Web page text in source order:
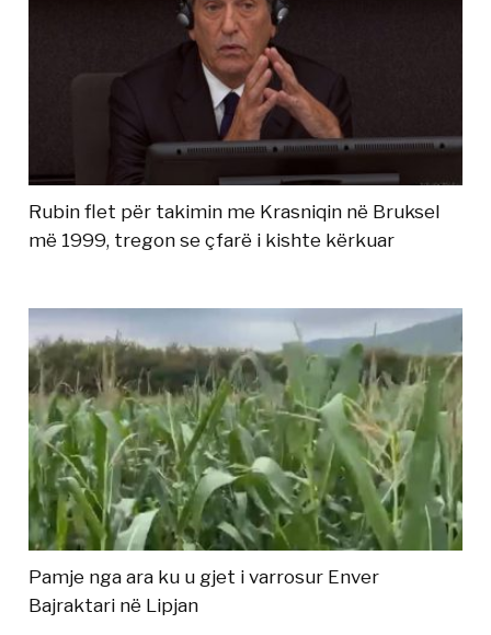
Rubin flet për takimin me Krasniqin në Bruksel
më 1999, tregon se çfarë i kishte kërkuar
Pamje nga ara ku u gjet i varrosur Enver
Bajraktari në Lipjan